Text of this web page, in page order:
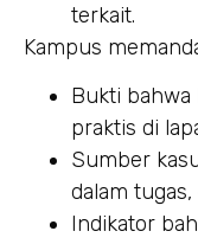
terkait.
Kampus
Bukti bahwa
praktis di
Sumber
dalam
Indikator